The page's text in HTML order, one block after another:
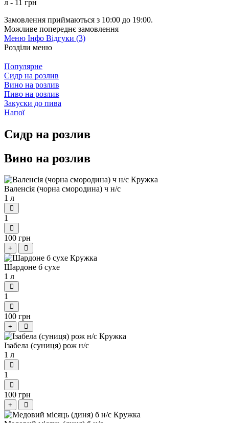
л - 11 грн
Замовлення приймаються з 10:00 до 19:00.
Можливе попереднє замовлення
Меню Інфо Відгуки (3)
Розділи меню
Популярне
Сидр на розлив
Вино на розлив
Пиво на розлив
Закуски до пива
Напої
Сидр на розлив
Вино на розлив
Валенсія (чорна смородина) ч н/с
1 л
1
100 грн
+
Шардоне б сухе
1 л
1
100 грн
+
Ізабела (суниця) рож н/с
1 л
1
100 грн
+